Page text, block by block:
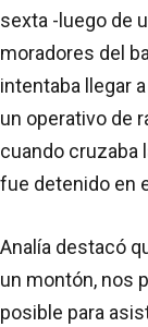
sexta -luego de
moradores del
intentaba llegar
un operativo de
cuando cruzaba
fue detenido en
Analía destacó
un montón, nos
posible para